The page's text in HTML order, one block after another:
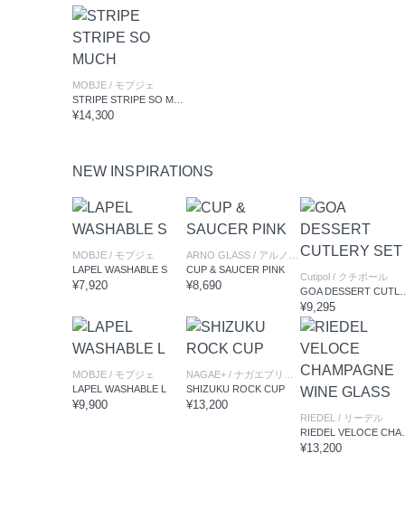
MOBJE / モブジェ
¥14,300
NEW INSPIRATIONS
MOBJE / モブジェ
LAPEL WASHABLE S
¥7,920
ARNO GLASS / アルノグラス
CUP & SAUCER PINK
¥8,690
Cutipol / クチポール
¥9,295
MOBJE / モブジェ
LAPEL WASHABLE L
¥9,900
NAGAE+ / ナガエプリュス
SHIZUKU ROCK CUP
¥13,200
RIEDEL / リーデル
¥13,200